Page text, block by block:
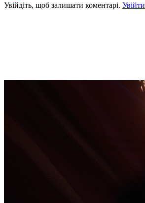
Увійдіть, щоб залишати коментарі. Увійти